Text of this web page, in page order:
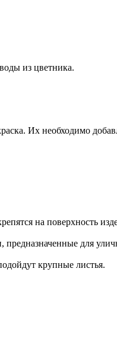
из цветника.
Их необходимо
на поверхность
для
крупные листья.